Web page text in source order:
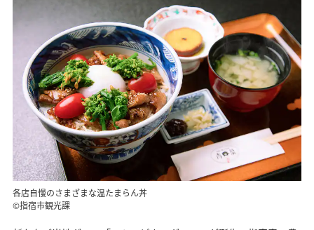
各店自慢のさまざまな温たまらん丼
©指宿市観光課